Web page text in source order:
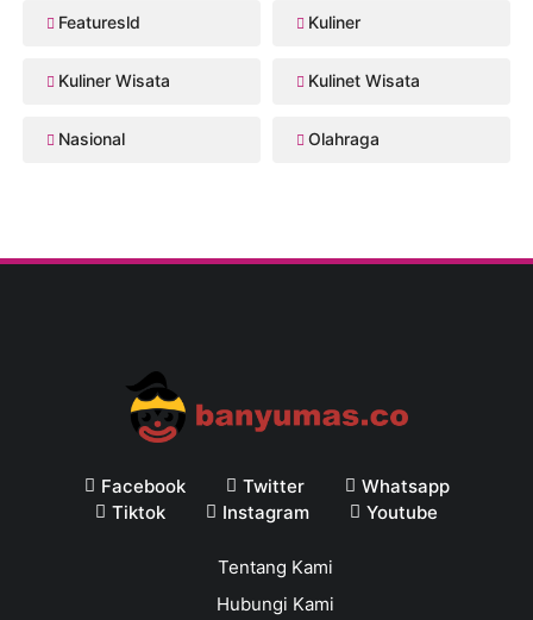
Featuresld Kuliner
Kuliner Wisata Kulinet Wisata
Nasional Olahraga
Facebook Twitter
Whatsapp
Tiktok
Instagram Youtube
Tentang Kami
Hubungi Kami